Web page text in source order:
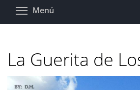
Pasar
Menú
La Guerita de